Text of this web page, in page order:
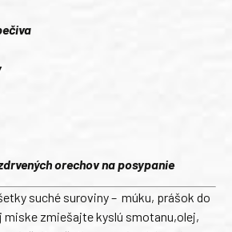
orechov na posypanie
suché suroviny – múku, prášok do
miske zmiešajte kyslú smotanu,olej,